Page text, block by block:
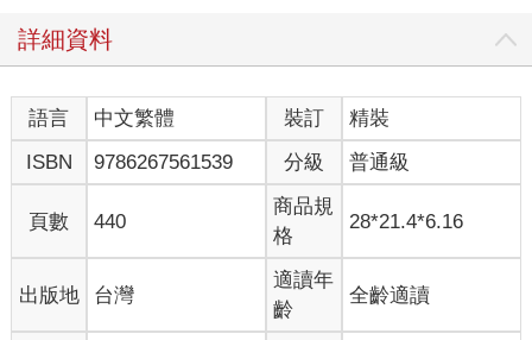
需要練習的。而我們要隱藏情感，就必須抵抗自然，抵抗我們人
類的天性。我們終其一生都在學習，而這本書卓越之處不但在於
教你懂得如何將人類五官畫得更加生動、為你增添可運用工具，
更能提醒你，我們的臉有多麼不可思議。歸根究柢，臉終究是我
們人類的一部分。
身為教育者和藝術家，我真希望在我學生時代就能擁有這樣的
書。這本書現在才出現，我也會開始好好學習，我想我的書架和
教室都少不了這本書。（摘自《藝用3D表情解剖書：透視五官表
【滿懷希望】
詳細資料
語言 中文繁體 裝訂
精裝
ISBN
9786267561539 分級 普通級
頁數 440
商品規
格
28*21.4*6.16
出版地 台灣
適讀年
齡
全齡適讀